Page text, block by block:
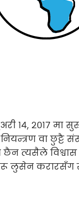
१४, २०१७ मा
वा छुट्टै
छैन त्यसैले
लुसेन करारसँग